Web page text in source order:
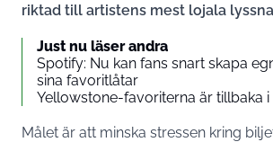
riktad till artistens mest lojala
Just nu läser andra
Spotify: Nu kan fans snart skapa
sina favoritlåtar
Yellowstone-favoriterna är tillbaka i
Målet är att minska stressen kring